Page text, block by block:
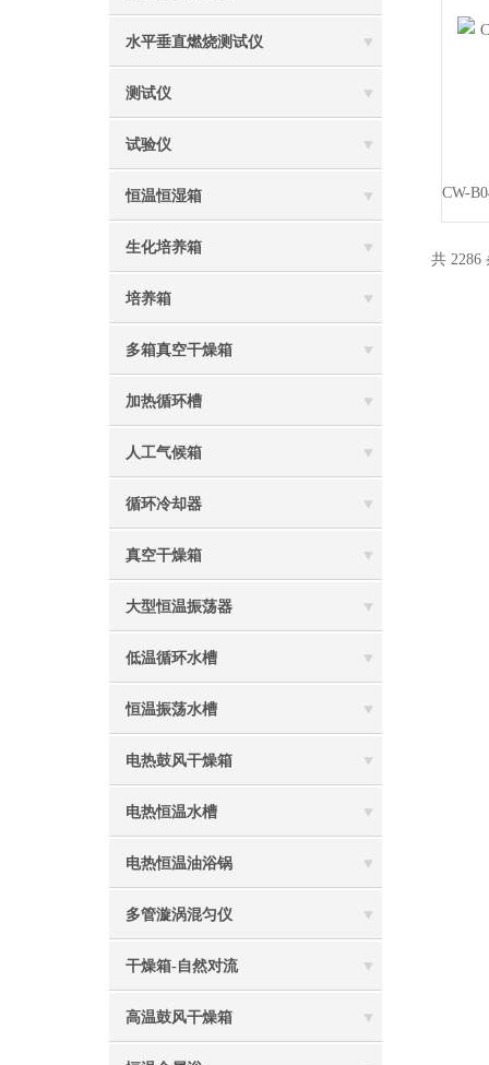
水平垂直燃烧测试仪
测试仪
试验仪
恒温恒湿箱
生化培养箱
培养箱
多箱真空干燥箱
加热循环槽
人工气候箱
循环冷却器
真空干燥箱
大型恒温振荡器
低温循环水槽
恒温振荡水槽
电热鼓风干燥箱
电热恒温水槽
电热恒温油浴锅
多管漩涡混匀仪
干燥箱-自然对流
高温鼓风干燥箱
共 2286